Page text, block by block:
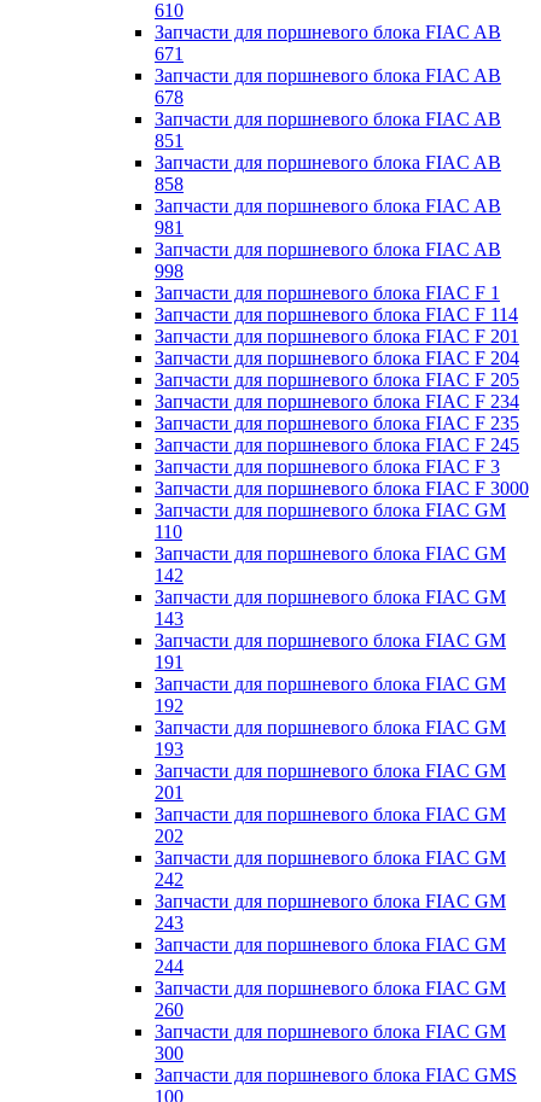
610
Запчасти для поршневого блока FIAC AB
671
Запчасти для поршневого блока FIAC AB
678
Запчасти для поршневого блока FIAC AB
851
Запчасти для поршневого блока FIAC AB
858
Запчасти для поршневого блока FIAC AB
981
Запчасти для поршневого блока FIAC AB
998
Запчасти для поршневого блока FIAC F 1
Запчасти для поршневого блока FIAC F 114
Запчасти для поршневого блока FIAC F 201
Запчасти для поршневого блока FIAC F 204
Запчасти для поршневого блока FIAC F 205
Запчасти для поршневого блока FIAC F 234
Запчасти для поршневого блока FIAC F 235
Запчасти для поршневого блока FIAC F 245
Запчасти для поршневого блока FIAC F 3
Запчасти для поршневого блока FIAC F 3000
Запчасти для поршневого блока FIAC GM
110
Запчасти для поршневого блока FIAC GM
142
Запчасти для поршневого блока FIAC GM
143
Запчасти для поршневого блока FIAC GM
191
Запчасти для поршневого блока FIAC GM
192
Запчасти для поршневого блока FIAC GM
193
Запчасти для поршневого блока FIAC GM
201
Запчасти для поршневого блока FIAC GM
202
Запчасти для поршневого блока FIAC GM
242
Запчасти для поршневого блока FIAC GM
243
Запчасти для поршневого блока FIAC GM
244
Запчасти для поршневого блока FIAC GM
260
Запчасти для поршневого блока FIAC GM
300
Запчасти для поршневого блока FIAC GMS
100